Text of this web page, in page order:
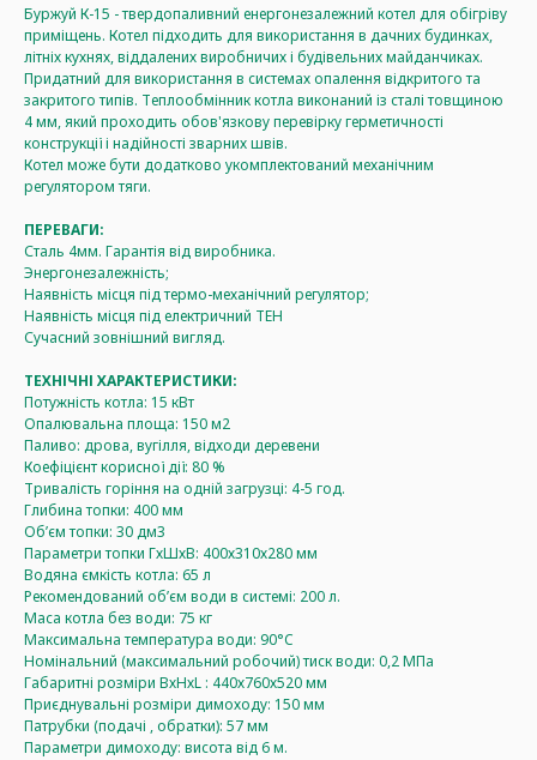
Буржуй К-15 - твердопаливний енергонезалежний котел для обігріву
приміщень. Котел підходить для використання в дачних будинках,
літніх кухнях, віддалених виробничих і будівельних майданчиках.
Придатний для використання в системах опалення відкритого та
закритого типів. Теплообмінник котла виконаний із сталі товщиною
4 мм, який проходить обов'язкову перевірку герметичності
конструкції і надійності зварних швів.
Котел може бути додатково укомплектований механічним
регулятором тяги.
ПЕРЕВАГИ:
Сталь 4мм. Гарантія від виробника.
Энергонезалежність;
Наявність місця під термо-механічний регулятор;
Наявність місця під електричний ТЕН
Сучасний зовнішний вигляд.
ТЕХНІЧНІ ХАРАКТЕРИСТИКИ:
Потужність котла: 15 кВт
Опалювальна площа: 150 м2
Паливо: дрова, вугілля, відходи деревени
Коефіцієнт корисної дії: 80 %
Тривалість горіння на одній загрузці: 4-5 год.
Глибина топки: 400 мм
Об’єм топки: 30 дм3
Параметри топки ГхШхВ: 400х310х280 мм
Водяна ємкість котла: 65 л
Рекомендований об’єм води в системі: 200 л.
Маса котла без води: 75 кг
Максимальна температура води: 90°C
Номінальний (максимальний робочий) тиск води: 0,2 МПа
Габаритні розміри ВхНхL : 440х760х520 мм
Приєднувальні розміри димоходу: 150 мм
Патрубки (подачі , обратки): 57 мм
Параметри димоходу: висота від 6 м.